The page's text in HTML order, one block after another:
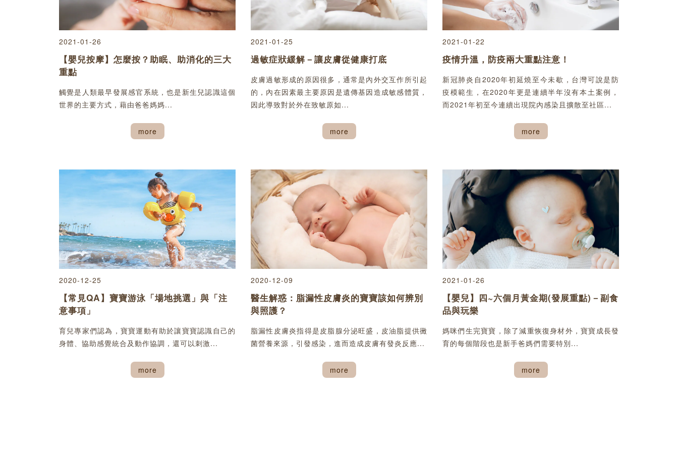
2021-01-26
【嬰兒按摩】怎麼按？助眠、助消化的三大
重點
觸覺是人類最早發展感官系統，也是新生兒認識這個
世界的主要方式，藉由爸爸媽媽...
more
2021-01-25
過敏症狀緩解－讓皮膚從健康打底
皮膚過敏形成的原因很多，通常是內外交互作所引起
的，內在因素最主要原因是遺傳基因造成敏感體質，
因此導致對於外在致敏原如...
more
2021-01-22
疫情升溫，防疫兩大重點注意！
新冠肺炎自2020年初延燒至今未歇，台灣可說是防
疫模範生，在2020年更是連續半年沒有本土案例，
而2021年初至今連續出現院內感染且擴散至社區...
more
2020-12-25
【常見QA】寶寶游泳「場地挑選」與「注
意事項」
育兒專家們認為，寶寶運動有助於讓寶寶認識自己的
身體、協助感覺統合及動作協調，還可以刺激...
more
2020-12-09
醫生解惑：脂漏性皮膚炎的寶寶該如何辨別
與照護？
脂漏性皮膚炎指得是皮脂腺分泌旺盛，皮油脂提供黴
菌營養來源，引發感染，進而造成皮膚有發炎反應...
more
2021-01-26
【嬰兒】四~六個月黃金期(發展重點)－副食
品與玩樂
媽咪們生完寶寶，除了減重恢復身材外，寶寶成長發
育的每個階段也是新手爸媽們需要特別...
more